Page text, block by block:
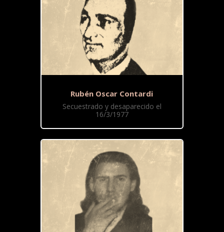
Rubén Oscar Contardi
Secuestrado y desaparecido el
16/3/1977